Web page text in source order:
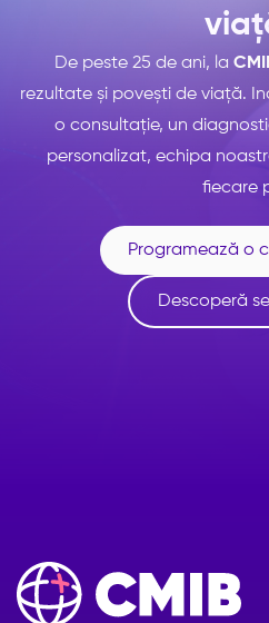
De peste 25 de ani, la
rezultate și povești de viață.
o consultație, un
personalizat, echipa
fiecare
Programează o
Descoperă